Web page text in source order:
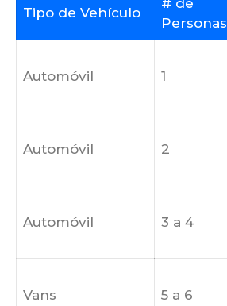
Tipo de Vehículo
# de
Personas
Automóvil 1
Automóvil 2
Automóvil 3 a 4
Vans 5 a 6